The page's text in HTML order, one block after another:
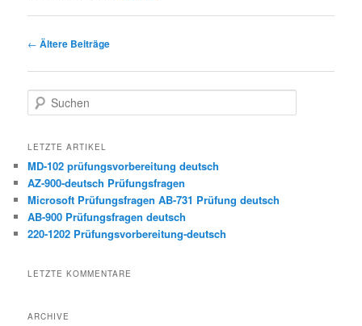
Artikelnavigation
← Ältere Beiträge
Suchen
LETZTE ARTIKEL
MD-102 prüfungsvorbereitung deutsch
AZ-900-deutsch Prüfungsfragen
Microsoft Prüfungsfragen AB-731 Prüfung deutsch
AB-900 Prüfungsfragen deutsch
220-1202 Prüfungsvorbereitung-deutsch
LETZTE KOMMENTARE
ARCHIVE